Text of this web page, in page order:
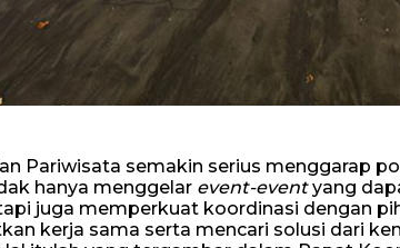
Pariwisata semakin serius menggarap
hanya menggelar event-eventyang
juga memperkuat koordinasi dengan
kerja sama serta mencari solusi dari